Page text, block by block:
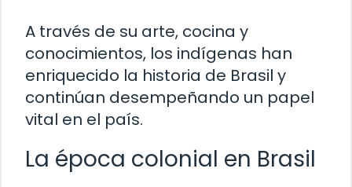
A través de su arte, cocina y
conocimientos, los indígenas han
enriquecido la historia de Brasil y
continúan desempeñando un papel
vital en el país.
La época colonial en Brasil